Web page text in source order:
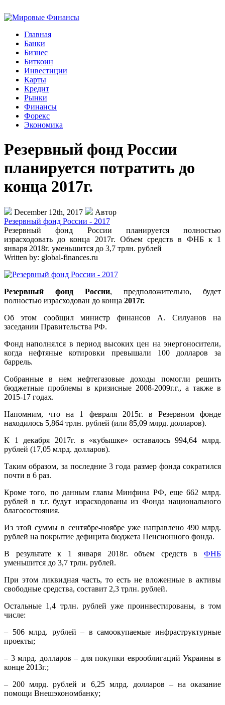
Главная
Банки
Бизнес
Биткоин
Инвестиции
Карты
Кредит
Рынки
Финансы
Форекс
Экономика
Резервный фонд России
планируется потратить до
конца 2017г.
December 12th, 2017
Автор
Резервный фонд России - 2017
Резервный фонд России планируется полностью
израсходовать до конца 2017г. Объем средств в ФНБ к 1
января 2018г. уменьшится до 3,7 трлн. рублей
Written by: global-finances.ru
Резервный фонд России, предположительно, будет
полностью израсходован до конца 2017г.
Об этом сообщил министр финансов А. Силуанов на
заседании Правительства РФ.
Фонд наполнялся в период высоких цен на энергоносители,
когда нефтяные котировки превышали 100 долларов за
баррель.
Собранные в нем нефтегазовые доходы помогли решить
бюджетные проблемы в кризисные 2008-2009г.г., а также в
2015-17 годах.
Напомним, что на 1 февраля 2015г. в Резервном фонде
находилось 5,864 трлн. рублей (или 85,09 млрд. долларов).
К 1 декабря 2017г. в «кубышке» оставалось 994,64 млрд.
рублей (17,05 млрд. долларов).
Таким образом, за последние 3 года размер фонда сократился
почти в 6 раз.
Кроме того, по данным главы Минфина РФ, еще 662 млрд.
рублей в т.г. будут израсходованы из Фонда национального
благосостояния.
Из этой суммы в сентябре-ноябре уже направлено 490 млрд.
рублей на покрытие дефицита бюджета Пенсионного фонда.
В результате к 1 января 2018г. объем средств в ФНБ
уменьшится до 3,7 трлн. рублей.
При этом ликвидная часть, то есть не вложенные в активы
свободные средства, составит 2,3 трлн. рублей.
Остальные 1,4 трлн. рублей уже проинвестированы, в том
числе:
– 506 млрд. рублей – в самоокупаемые инфраструктурные
проекты;
– 3 млрд. долларов – для покупки еврооблигаций Украины в
конце 2013г.;
– 200 млрд. рублей и 6,25 млрд. долларов – на оказание
помощи Внешэкономбанку;